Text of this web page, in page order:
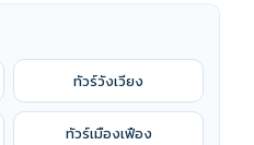
ทัวร์วังเวียง
ทัวร์เมืองเฟือง